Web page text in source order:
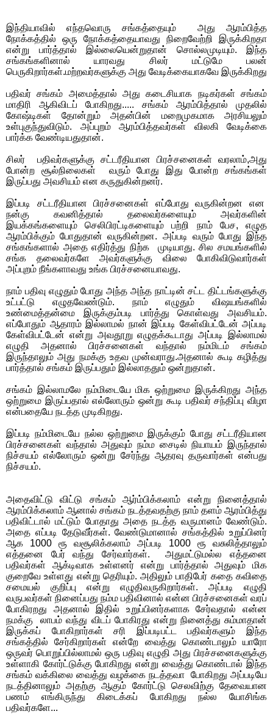
இந்தியாவில் எந்தவொரு சங்கத்தையும்
அது ஆரம்பித்த
நோக்கத்தில் ஒரு நோக்கத்தையாவது நிறைவேற்றி இருக்கிறதா
என்று பார்த்தால் இல்லையென்றுதான் சொல்லமுடியும். இந்த
சங்கங்களினால் யாரவது சிலர் மட்டுமே பலன்
பெருகிறார்கள்.மற்றவர்களுக்கு அது வேடிக்கையாகவே இருக்கிறது
பதிவர் சங்கம் அமைத்தால் அது கடைசியாக நடிகர்கள் சங்கம்
மாதிரி ஆகிவிடப் போகிறது..... சங்கம் ஆரம்பித்தால் முதலில்
கோஷ்டிகள் தோன்றும் அதன்பின் மறைமுகமாக அரசியலும்
உள்புகுந்துவிடும். அப்புறம் ஆரம்பித்தவர்கள் விலகி வேடிக்கை
பார்க்க வேண்டியதுதான்.
சிலர்
பதிவர்களுக்கு சட்டரீதியான பிரச்சனைகள் வரலாம்,அது
போன்ற சூல்நிலைகள்
வரும் போது இது போன்ற சங்கங்கள்
இருப்பது அவசியம் என கருதுகின்றனர்.
இப்படி சட்டரீதியான பிரச்சனைகள் எப்போது வருகின்றன என
நன்கு கவனித்தால் தலைவர்களையும் அவர்களின்
இயக்கங்களையும் செலிபிரட்டிகளையும் பற்றி நாம் பேச, எழுத
ஆரம்பிக்கும் போதுதான் வருகின்றன. அப்படி வரும் போது இந்த
சங்கங்களால் அதை எதிர்த்து நிற்க
முடியாது. சில சமயங்களில்
சங்க தலைவர்களே அவர்களுக்கு விலை போகிவிடுவார்கள்
அப்புறம் நீங்களாவது உங்க பிரச்சனையாவது.
நாம் பதிவு எழுதும் போது அந்த அந்த நாட்டின் சட்ட திட்டங்களுக்கு
உட்பட்டு எழுதவேண்டும். நாம் எழுதும் விஷயங்களில்
உண்மைத்தன்மை இருக்கும்படி பார்த்து கொள்வது அவசியம்.
எப்போதும் ஆதாரம் இல்லாமல் நான் இப்படி கேள்விபட்டேன் அப்படி
கேள்விபட்டேன் என்று அவதூறு எழுதக்கூடாது அப்படி இல்லாமல்
எழுதி அதனால் பிரச்சனைகள் வந்தால் நம்மிடம் சங்கம்
இருந்தாலும் அது நமக்கு உதவ முன்வராது.அதனால் கூடி கழித்து
பார்த்தால் சங்கம் இருப்பதும் இல்லாததும் ஒன்றுதான்.
சங்கம் இல்லாமலே நம்மிடையே மிக ஒற்றுமை இருக்கிறது அந்த
ஒற்றுமை இருப்பதால் எல்லோரும் ஒன்று கூடி பதிவர் சந்திப்பு விழா
என்பதையே நடத்த முடிகிறது.
இப்படி நம்மிடையே நல்ல ஒற்றுமை இருக்கும் போது சட்டரீதியான
பிரச்சனைகள் வந்தால் அதுவும் நம்ம சைடில் நியாயம் இருந்தால்
நிச்சயம் எல்லோரும் ஒன்று சேர்ந்து ஆதரவு தருவார்கள் என்பது
நிச்சயம்.
அதைவிட்டு விட்டு சங்கம் ஆர்ம்பிக்கலாம் என்று நினைத்தால்
ஆரம்பிக்கலாம் ஆனால் சங்கம் நடத்தவதற்கு நாம் தளம் ஆரம்பித்து
பதிவிட்டால் மட்டும் போதாது அதை நடத்த வருமானம் வேண்டும்.
அதை எப்படி தேடுவீர்கள். வேண்டுமானால் சங்கத்தில் உறுப்பினர்
ஆக 1000 ரூ வசூலிக்கலாம் அப்படி 1000 ரூ வசுலித்தாலும்
எத்தனை பேர் வந்து சேர்வார்கள்.
அதுமட்டுமல்ல எத்தனை
பதிவர்கள் ஆக்டிவாக உள்ளனர் என்று பார்த்தால் அதுவும் மிக
குறைவே உள்ளது என்று தெரியும். அதிலும் பாதிபேர் கதை கவிதை
சமையல் குறிப்பு என்று எழுதிவருகிறார்கள். அப்படி எழுதி
வருபவர்கள் நினைப்பது நம்ம பதிவினால் என்ன பிரச்சனைகள் வரப்
போகிரறது அதனால் இதில் உறுப்பினர்களாக சேர்வதால் என்ன
நமக்கு
லாபம் வந்து விடப் போகிரது என்று நினைத்து சும்மாதான்
இருக்கப் போகிறார்கள் சரி இப்படிபட்ட பதிவர்களும் இந்த
சங்கத்தில் சேர்கிறார்கள் என்றே வைத்து கொண்டாலும் யாரோ
ஒருவர் பொறுப்பில்லாமல் ஒரு பதிவு எழுதி அது பிரச்சனைகளுக்கு
உள்ளாகி கோர்ட்டுக்கு போகிறது என்று வைத்து கொண்டால் இந்த
சங்கம் வக்கிலை வைத்து வழக்கை நடத்தவா போகிறது அப்படியே
நடத்தினாலும் அதற்கு ஆகும் கோர்ட்டு செலவிற்கு தேவையான
பணம் எங்கிருந்து கிடைக்கப் போகிறது நல்ல யோசிங்க
பதிவர்களே...